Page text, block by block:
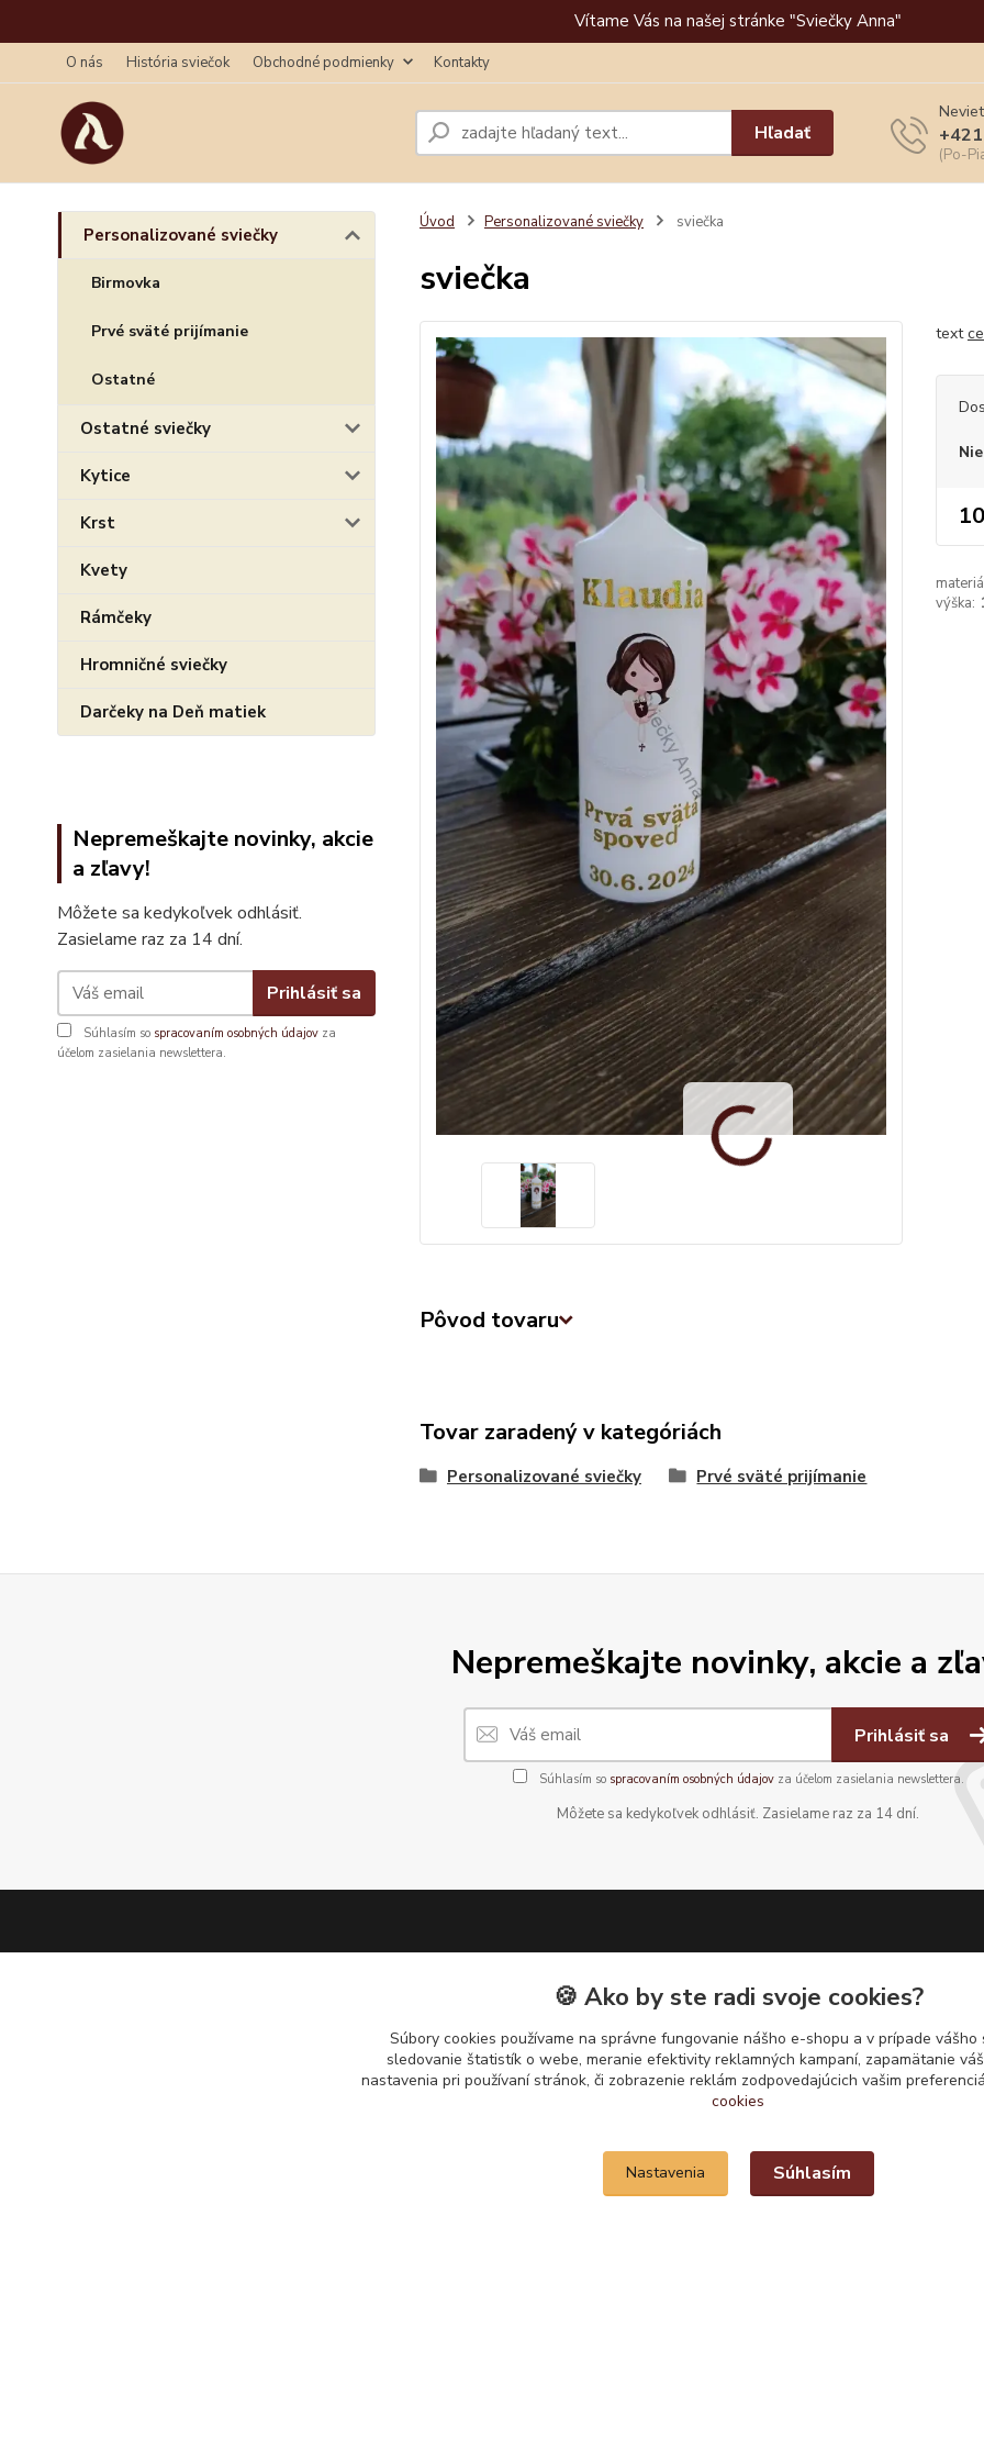
Vítame Vás na našej stránke "Sviečky Anna"
O nás História sviečok Obchodné podmienky Kontakty
Hľadať
(Po-
Personalizované sviečky
Birmovka
Prvé sväté prijímanie
Ostatné
Ostatné sviečky
Kytice
Krst
Kvety
Rámčeky
Hromničné sviečky
Darčeky na Deň matiek
Nepremeškajte novinky, akcie
a zľavy!
Môžete sa kedykoľvek odhlásiť.
Zasielame raz za 14 dní.
Prihlásiť sa
Súhlasím so spracovaním osobných údajov za
účelom zasielania newslettera.
Úvod Personalizované sviečky sviečka
sviečka
text
výška:
Pôvod tovaru
Tovar zaradený v kategóriách
Personalizované sviečky Prvé sväté prijímanie
Nepremeškajte novinky, akcie a
Prihlásiť sa
Súhlasím so spracovaním osobných údajovza účelom zasielania newslettera.
Môžete sa kedykoľvek odhlásiť. Zasielame raz za 14 dní.
065 45 Plavnica
🍪 Ako by ste radi svoje cookies?
Súbory cookies používame na správne fungovanie nášho e-shopu a v prípade vášho
sledovanie štatistík o webe, meranie efektivity reklamných kampaní, zapamätanie
nastavenia pri používaní stránok, či zobrazenie reklám zodpovedajúcich vašim
cookies
Nastavenia Súhlasím